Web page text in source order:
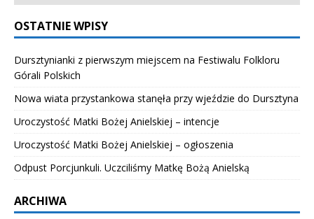
OSTATNIE WPISY
Dursztynianki z pierwszym miejscem na Festiwalu Folkloru
Górali Polskich
Nowa wiata przystankowa stanęła przy wjeździe do Dursztyna
Uroczystość Matki Bożej Anielskiej – intencje
Uroczystość Matki Bożej Anielskiej – ogłoszenia
Odpust Porcjunkuli. Uczciliśmy Matkę Bożą Anielską
ARCHIWA